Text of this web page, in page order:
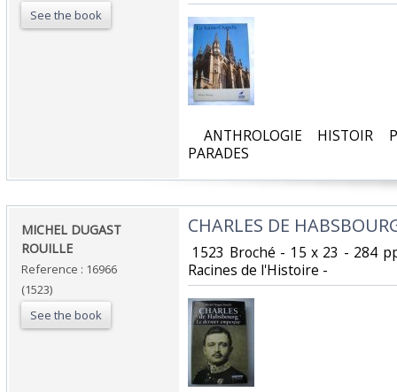
See the book
ANTHROLOGIE HISTOIR
PARADES‎
‎MICHEL DUGAST
ROUILLE‎
Reference : 16966
(1523)
See the book
‎CHARLES DE
1523 Broché - 15 x 23 - 284
Racines de l'Histoire - ‎